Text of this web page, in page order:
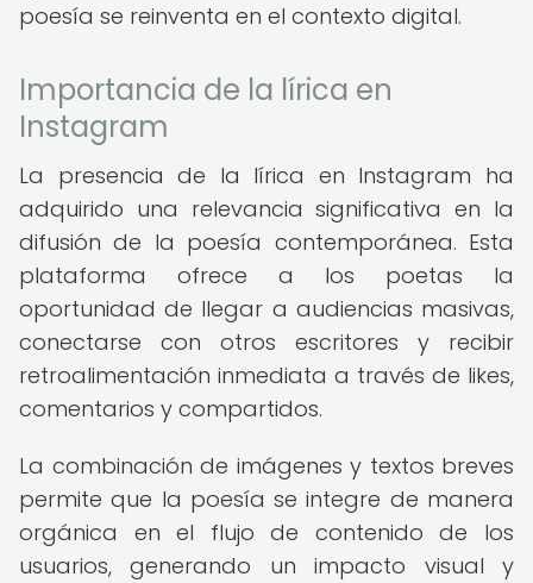
poesía se reinventa en el contexto digital.
Importancia de la lírica en
Instagram
La presencia de la lírica en Instagram ha
adquirido una relevancia significativa en la
difusión de la poesía contemporánea. Esta
plataforma ofrece a los poetas la
oportunidad de llegar a audiencias masivas,
conectarse con otros escritores y recibir
retroalimentación inmediata a través de likes,
comentarios y compartidos.
La combinación de imágenes y textos breves
permite que la poesía se integre de manera
orgánica en el flujo de contenido de los
usuarios, generando un impacto visual y